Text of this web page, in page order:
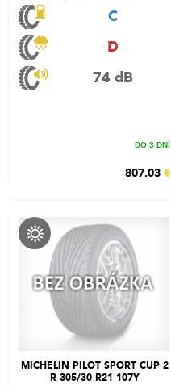
C
D
74 dB
DO 3 DNÍ
807.03 €
MICHELIN PILOT SPORT CUP 2
R 305/30 R21 107Y